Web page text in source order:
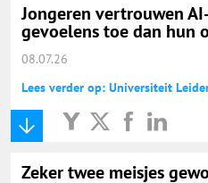
Jongeren vertrouwen
gevoelens toe dan hun
08.07.26
Lees verder op: Universiteit
Zeker twee meisjes